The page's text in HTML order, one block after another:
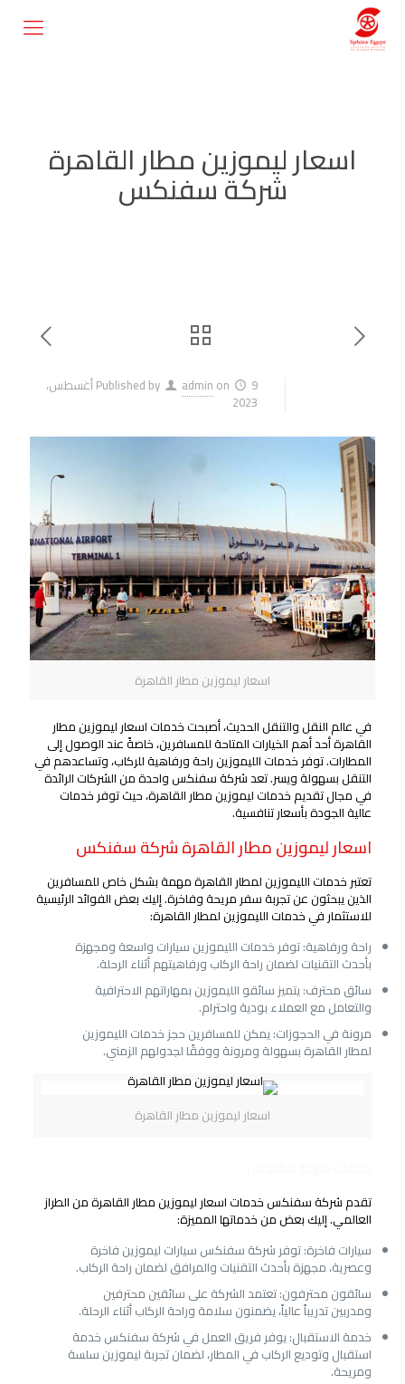
اسعار ليموزين مطار القاهرة
شركة سفنكس
Published by admin on 9 أغسطس،
2023
اسعار ليموزين مطار القاهرة
في عالم النقل والتنقل الحديث، أصبحت خدمات اسعار ليموزين مطار
القاهرة أحد أهم الخيارات المتاحة للمسافرين، خاصةً عند الوصول إلى
المطارات. توفر خدمات الليموزين راحة ورفاهية للركاب، وتساعدهم في
التنقل بسهولة ويسر. تعد شركة سفنكس واحدة من الشركات الرائدة
في مجال تقديم خدمات ليموزين مطار القاهرة، حيث توفر خدمات
عالية الجودة بأسعار تنافسية.
اسعار ليموزين مطار القاهرة شركة سفنكس
تعتبر خدمات الليموزين لمطار القاهرة مهمة بشكل خاص للمسافرين
الذين يبحثون عن تجربة سفر مريحة وفاخرة. إليك بعض الفوائد الرئيسية
للاستثمار في خدمات الليموزين لمطار القاهرة:
راحة ورفاهية: توفر خدمات الليموزين سيارات واسعة ومجهزة
بأحدث التقنيات لضمان راحة الركاب ورفاهيتهم أثناء الرحلة.
سائق محترف: يتميز سائقو الليموزين بمهاراتهم الاحترافية
والتعامل مع العملاء بودية واحترام.
مرونة في الحجوزات: يمكن للمسافرين حجز خدمات الليموزين
لمطار القاهرة بسهولة ومرونة ووفقًا لجدولهم الزمني.
اسعار ليموزين مطار القاهرة
تقدم شركة سفنكس خدمات اسعار ليموزين مطار القاهرة من الطراز
العالمي. إليك بعض من خدماتها المميزة:
سيارات فاخرة: توفر شركة سفنكس سيارات ليموزين فاخرة
وعصرية، مجهزة بأحدث التقنيات والمرافق لضمان راحة الركاب.
سائقون محترفون: تعتمد الشركة على سائقين محترفين
ومدربين تدريباً عالياً، يضمنون سلامة وراحة الركاب أثناء الرحلة.
خدمة الاستقبال: يوفر فريق العمل في شركة سفنكس خدمة
استقبال وتوديع الركاب في المطار، لضمان تجربة ليموزين سلسة
ومريحة.